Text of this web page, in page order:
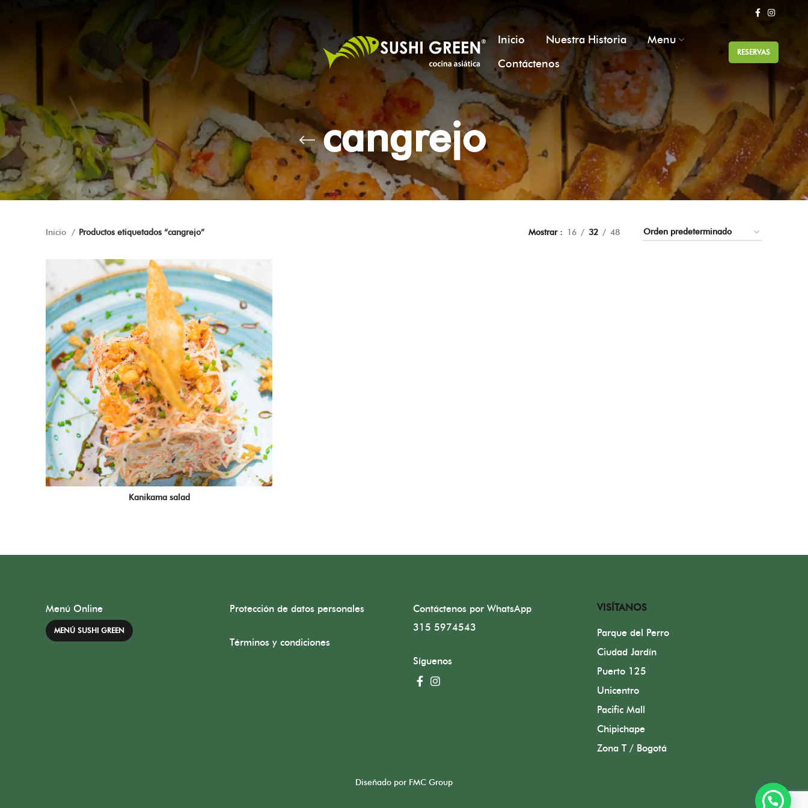
Inicio Nuestra Historia Menu
Contáctenos
RESERVAS
cangrejo
Inicio Productos etiquetados “cangrejo” Mostrar 16 32 48
Kanikama salad
Menú Online
MENÚ SUSHI GREEN
Protección de datos personales
Términos y condiciones
Contáctenos por WhatsApp
315 5974543
Síguenos
VISÍTANOS
Parque del Perro
Ciudad Jardín
Puerto 125
Unicentro
Pacific Mall
Chipichape
Zona T / Bogotá
Diseñado por FMC Group